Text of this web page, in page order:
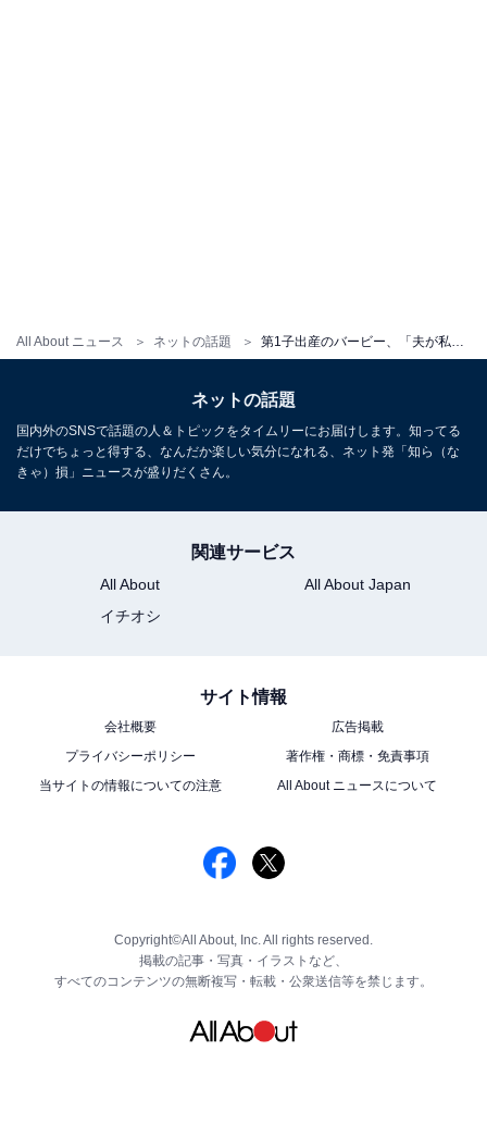
All About ニュース ネットの話題
ネットの話題
国内外のSNSで話題の人＆トピックをタイムリーにお届けします。知ってる
だけでちょっと得する、なんだか楽しい気分になれる、ネット発「知ら（な
きゃ）損」ニュースが盛りだくさん。
関連サービス
All About
All About Japan
イチオシ
サイト情報
会社概要
広告掲載
プライバシーポリシー
著作権・商標・免責事項
当サイトの情報についての注意
All About ニュースについて
Copyright©All About, Inc. All rights reserved.
掲載の記事・写真・イラストなど、
すべてのコンテンツの無断複写・転載・公衆送信等を禁じます。